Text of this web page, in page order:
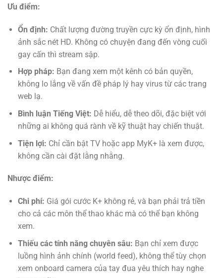
Ưu điểm:
Ổn định: Chất lượng đường truyền cực kỳ ổn định, hình
ảnh sắc nét HD. Không có chuyện đang đến vòng cuối
gay cấn thì stream sập.
Hợp pháp: Bạn đang xem một kênh có bản quyền,
không lo lắng về vấn đề pháp lý hay virus từ các trang
web lạ.
Bình luận Tiếng Việt: Dễ hiểu, dễ theo dõi, đặc biệt với
những ai không quá rành về kỹ thuật hay chiến thuật.
Tiện lợi: Chỉ cần bật TV hoặc app MyK+ là xem được,
không cần cài đặt lằng nhằng.
Nhược điểm:
Chi phí: Giá gói cước K+ không rẻ, và bạn phải trả tiền
cho cả các môn thể thao khác mà có thể bạn không
xem.
Thiếu các tính năng chuyên sâu: Bạn chỉ xem được
luồng hình ảnh chính (world feed), không thể tùy chọn
xem onboard camera của tay đua yêu thích hay nghe